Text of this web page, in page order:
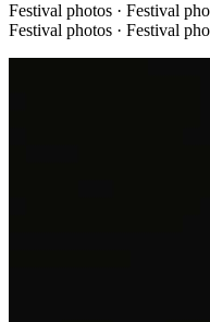
Festival photos · Festival
Festival photos · Festival